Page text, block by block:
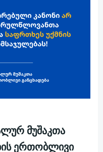
მუშაკთა
ერთობლივი